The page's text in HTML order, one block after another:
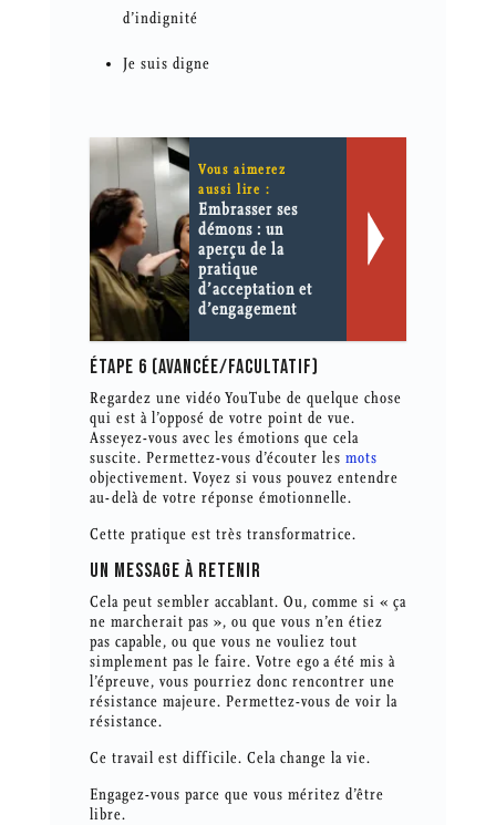
d’indignité
Je suis digne
Vous aimerez
aussi lire :
Embrasser ses
démons : un
aperçu de la
pratique
d’acceptation et
d’engagement
ÉTAPE 6 (AVANCÉE/FACULTATIF)
Regardez une vidéo YouTube de quelque chose
qui est à l’opposé de votre point de vue.
Asseyez-vous avec les émotions que cela
suscite. Permettez-vous d’écouter les mots
objectivement. Voyez si vous pouvez entendre
au-delà de votre réponse émotionnelle.
Cette pratique est très transformatrice.
UN MESSAGE À RETENIR
Cela peut sembler accablant. Ou, comme si « ça
ne marcherait pas », ou que vous n’en étiez
pas capable, ou que vous ne vouliez tout
simplement pas le faire. Votre ego a été mis à
l’épreuve, vous pourriez donc rencontrer une
résistance majeure. Permettez-vous de voir la
résistance.
Ce travail est difficile. Cela change la vie.
Engagez-vous parce que vous méritez d’être
libre.